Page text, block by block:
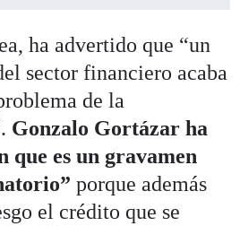
ha advertido que “un
sector financiero acaba
de la
Gonzalo Gortázar ha
que es un gravamen
porque además
el crédito que se